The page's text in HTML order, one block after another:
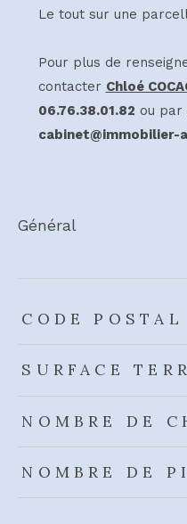
Le tout sur une
Pour plus de
contacter Chloé
06.76.38.01.82 ou par
cabinet@immobilier-
général
CODE POSTAL
SURFACE
NOMBRE DE
NOMBRE DE